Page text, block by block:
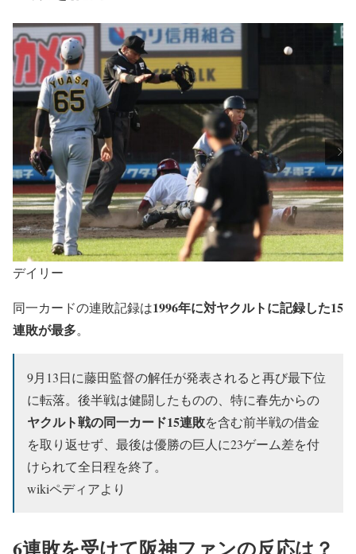
デイリー
同一カードの連敗記録は1996年に対ヤクルトに記録した15
連敗が最多。
9月13日に藤田監督の解任が発表されると再び最下位
に転落。後半戦は健闘したものの、特に春先からの
ヤクルト戦の同一カード15連敗を含む前半戦の借金
を取り返せず、最後は優勝の巨人に23ゲーム差を付
けられて全日程を終了。
wikiペディアより
6連敗を受けて阪神ファンの反応は？